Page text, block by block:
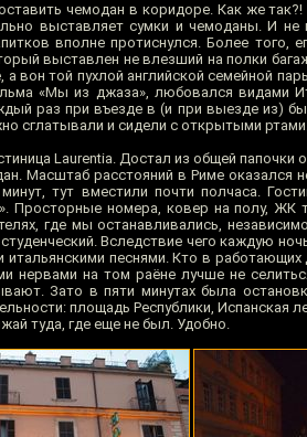
чемодан в коридоре. Как же
выставляет сумки и чемоданы. И не
вполне протиснулся. Более того,
выставлен не влезший на полки
а вон той пухлой английской семейной
«Мы из джаза», любовался видами
раз при въезде в (и при выезде из)
сглатывали и сидели с открытыми
Laurentia. Достал из общей папочки
Масштаб расстояний в Риме оказался
тут вместили почти полчаса.
Просторные номера, ковер на полу, ЖК
где мы останавливались,
Вследствие чего каждую
песнями. Кто в работающих
нервами на том раёне лучше не
Зато в пяти минутах была
площадь Республики, Испанская
туда, где еще не был. Удобно.